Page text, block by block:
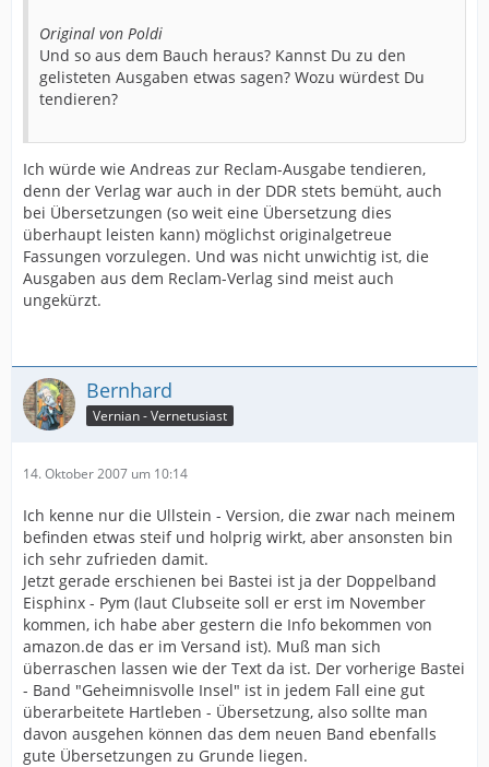
Original von Poldi
Und so aus dem Bauch heraus? Kannst Du zu den
gelisteten Ausgaben etwas sagen? Wozu würdest Du
tendieren?
Ich würde wie Andreas zur Reclam-Ausgabe tendieren,
denn der Verlag war auch in der DDR stets bemüht, auch
bei Übersetzungen (so weit eine Übersetzung dies
überhaupt leisten kann) möglichst originalgetreue
Fassungen vorzulegen. Und was nicht unwichtig ist, die
Ausgaben aus dem Reclam-Verlag sind meist auch
ungekürzt.
Bernhard
Vernian - Vernetusiast
14. Oktober 2007 um 10:14
Ich kenne nur die Ullstein - Version, die zwar nach meinem
befinden etwas steif und holprig wirkt, aber ansonsten bin
ich sehr zufrieden damit.
Jetzt gerade erschienen bei Bastei ist ja der Doppelband
Eisphinx - Pym (laut Clubseite soll er erst im November
kommen, ich habe aber gestern die Info bekommen von
amazon.de das er im Versand ist). Muß man sich
überraschen lassen wie der Text da ist. Der vorherige Bastei
- Band "Geheimnisvolle Insel" ist in jedem Fall eine gut
überarbeitete Hartleben - Übersetzung, also sollte man
davon ausgehen können das dem neuen Band ebenfalls
gute Übersetzungen zu Grunde liegen.